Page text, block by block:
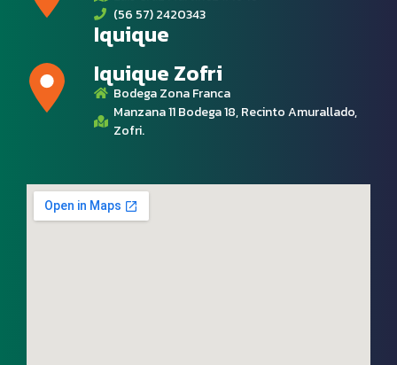
(56 57) 2420343
Iquique
Iquique Zofri
Bodega Zona Franca
Manzana 11 Bodega 18, Recinto Amurallado,
Zofri.